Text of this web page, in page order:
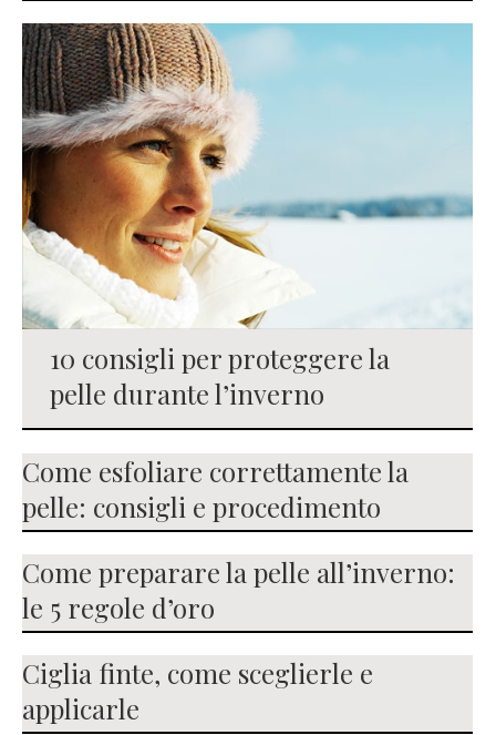
10 consigli per proteggere la
pelle durante l’inverno
Come esfoliare correttamente la
pelle: consigli e procedimento
Come preparare la pelle all’inverno:
le 5 regole d’oro
Ciglia finte, come sceglierle e
applicarle